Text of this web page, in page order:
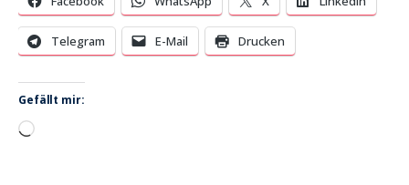
Telegram E-Mail Drucken
Gefällt mir:
Wird